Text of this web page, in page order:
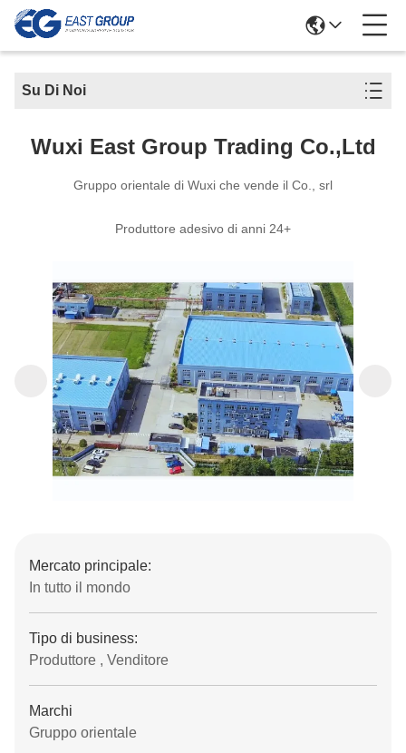
Su Di Noi
Wuxi East Group Trading Co.,Ltd
Gruppo orientale di Wuxi che vende il Co., srl
Produttore adesivo di anni 24+
Mercato principale:
In tutto il mondo
Tipo di business:
Produttore , Venditore
Marchi
Gruppo orientale